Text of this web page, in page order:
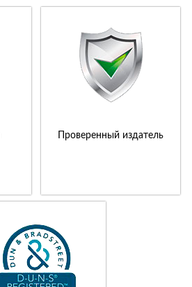
Проверенный издатель